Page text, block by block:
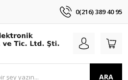
0(216) 389 40 95
ARA